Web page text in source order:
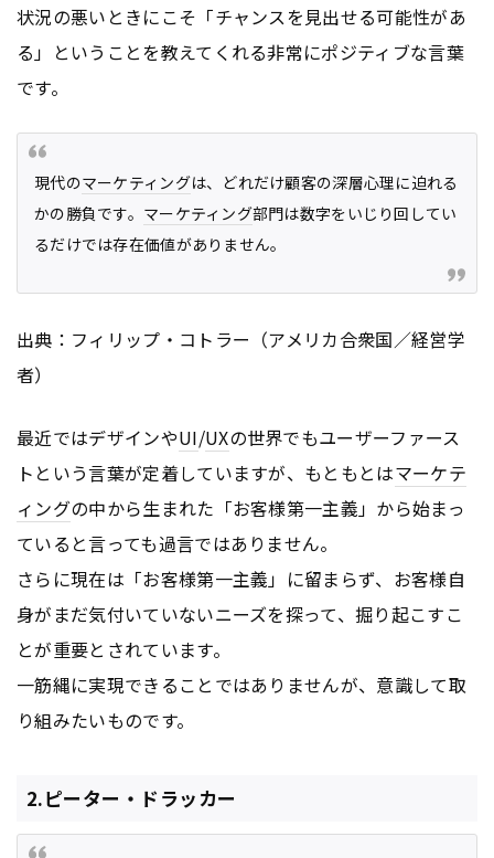
状況の悪いときにこそ「チャンスを見出せる可能性があ
る」ということを教えてくれる非常にポジティブな言葉
です。
現代のマーケティングは、どれだけ顧客の深層心理に迫れる
かの勝負です。 マーケティング部門は数字をいじり回してい
るだけでは存在価値がありません。
出典：フィリップ・コトラー（アメリカ合衆国／経営学
者）
最近ではデザインやUI/UXの世界でもユーザーファース
トという言葉が定着していますが、もともとはマーケテ
ィングの中から生まれた「お客様第一主義」から始まっ
ていると言っても過言ではありません。
さらに現在は「お客様第一主義」に留まらず、お客様自
身がまだ気付いていないニーズを探って、掘り起こすこ
とが重要とされています。
一筋縄に実現できることではありませんが、意識して取
り組みたいものです。
2.ピーター・ドラッカー